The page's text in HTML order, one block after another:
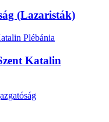
(Lazaristák)
Katalin